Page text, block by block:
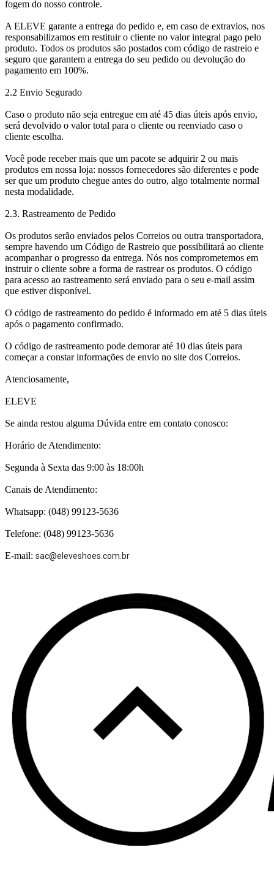
fogem do nosso controle.
A ELEVE garante a entrega do pedido e, em caso de extravios, nos
responsabilizamos em restituir o cliente no valor integral pago pelo
produto. Todos os produtos são postados com código de rastreio e
seguro que garantem a entrega do seu pedido ou devolução do
pagamento em 100%.
2.2 Envio Segurado
Caso o produto não seja entregue em até 45 dias úteis após envio,
será devolvido o valor total para o cliente ou reenviado caso o
cliente escolha.
Você pode receber mais que um pacote se adquirir 2 ou mais
produtos em nossa loja: nossos fornecedores são diferentes e pode
ser que um produto chegue antes do outro, algo totalmente normal
nesta modalidade.
2.3. Rastreamento de Pedido
Os produtos serão enviados pelos Correios ou outra transportadora,
sempre havendo um Código de Rastreio que possibilitará ao cliente
acompanhar o progresso da entrega. Nós nos comprometemos em
instruir o cliente sobre a forma de rastrear os produtos. O código
para acesso ao rastreamento será enviado para o seu e-mail assim
que estiver disponível.
O código de rastreamento do pedido é informado em até 5 dias úteis
após o pagamento confirmado.
O código de rastreamento pode demorar até 10 dias úteis para
começar a constar informações de envio no site dos Correios.
Atenciosamente,
ELEVE
Se ainda restou alguma Dúvida entre em contato conosco:
Horário de Atendimento:
Segunda à Sexta das 9:00 às 18:00h
Canais de Atendimento:
Whatsapp: (048) 99123-5636
Telefone: (048) 99123-5636
E-mail: sac@eleveshoes.com.br